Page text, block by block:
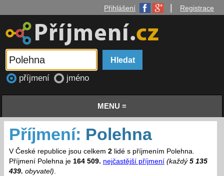
Přihlášení Registrace
příjmení jméno
MENU ≡
Příjmení: Polehna
V České republice jsou celkem 2lidé s příjmením Polehna.
Příjmení Polehna je 164 509. nejčastější příjmení (každý 5 135
439. obyvatel).